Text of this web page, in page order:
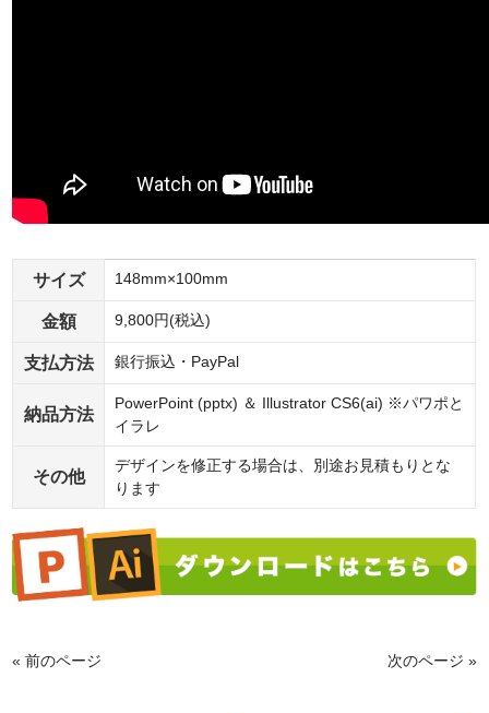
サイズ 148mm×100mm
金額 9,800円(税込)
支払方法 銀行振込・PayPal
納品方法
PowerPoint (pptx) ＆ Illustrator CS6(ai) ※パワポと
イラレ
その他
デザインを修正する場合は、別途お見積もりとな
ります
« 前のページ 次のページ »